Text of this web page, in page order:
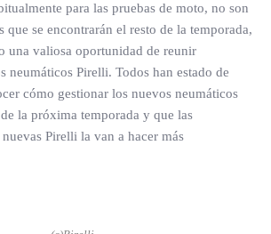
para las pruebas de moto, no son
que se encontrarán el resto de la temporada,
una valiosa oportunidad de reunir
neumáticos Pirelli. Todos han estado de
cómo gestionar los nuevos neumáticos
la próxima temporada y que las
Pirelli la van a hacer más